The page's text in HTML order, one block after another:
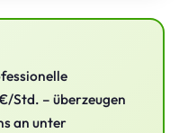
Std. – überzeugen
an unter